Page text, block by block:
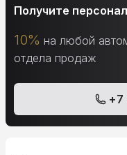
Получите
10% на любой
отдела продаж